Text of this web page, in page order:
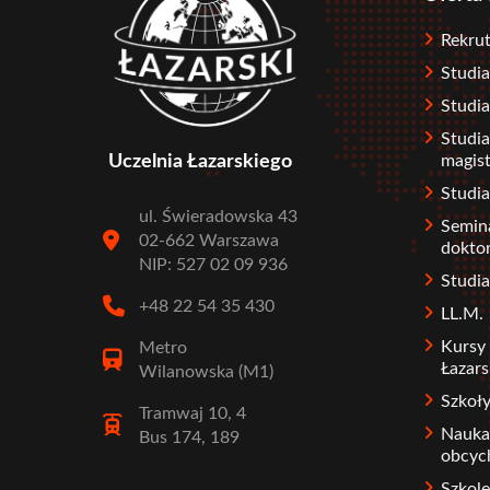
Uczelnia Łazarskiego
ul. Świeradowska 43
02-662 Warszawa
NIP: 527 02 09 936
+48 22 54 35 430
Metro
Wilanowska (M1)
Tramwaj 10, 4
Bus 174, 189
LL.M.